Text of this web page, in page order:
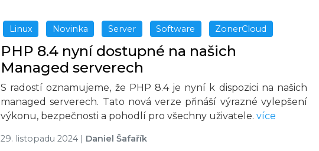
Linux Novinka Server Software ZonerCloud
PHP 8.4 nyní dostupné na našich
Managed serverech
S radostí oznamujeme, že PHP 8.4 je nyní k dispozici na našich
managed serverech. Tato nová verze přináší výrazné vylepšení
výkonu, bezpečnosti a pohodlí pro všechny uživatele. více
29. listopadu 2024 Daniel Šafařík